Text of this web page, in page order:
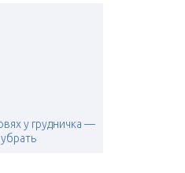
у грудничка —
убрать